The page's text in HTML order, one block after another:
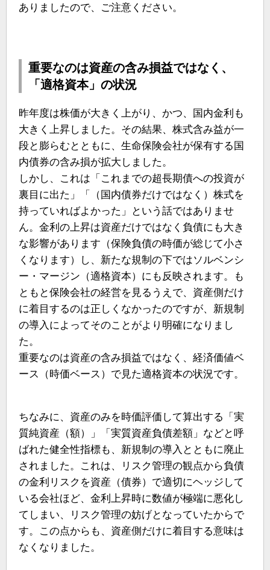
ありましたので、ご注意ください。
重要なのは資産の含み損益ではなく、
「適格資本」の状況
昨年度は株価が大きく上がり、かつ、国内金利も
大きく上昇しました。その結果、株式含み益が一
段と膨らむとともに、生命保険会社が保有する国
内債券の含み損が拡大しました。
しかし、これは「これまでの超長期債への投資が
裏目に出た」「（国内債券だけではなく）株式を
持っていればよかった」という話ではありませ
ん。金利の上昇は資産だけではなく負債にも大き
な影響があります（保険負債の時価が総じて小さ
くなります）し、新たな規制の下ではソルベンシ
ー・マージン（適格資本）にも反映されます。も
ともと保険会社の経営を見るうえで、資産側だけ
に着目するのは正しくなかったのですが、新規制
の導入によってそのことがより明確になりまし
た。
重要なのは資産の含み損益ではなく、経済価値ベ
ース（時価ベース）で見た適格資本の状況です。
ちなみに、資産のみを時価評価して算出する「実
質純資産（額）」「実質資産負債差額」などと呼
ばれた健全性指標も、新規制の導入とともに廃止
されました。これは、リスク管理の観点から負債
の金利リスクを資産（債券）で適切にヘッジして
いる会社ほど、金利上昇時に数値が極端に悪化し
てしまい、リスク管理の妨げとなっていたからで
す。この点からも、資産側だけに着目する意味は
なくなりました。